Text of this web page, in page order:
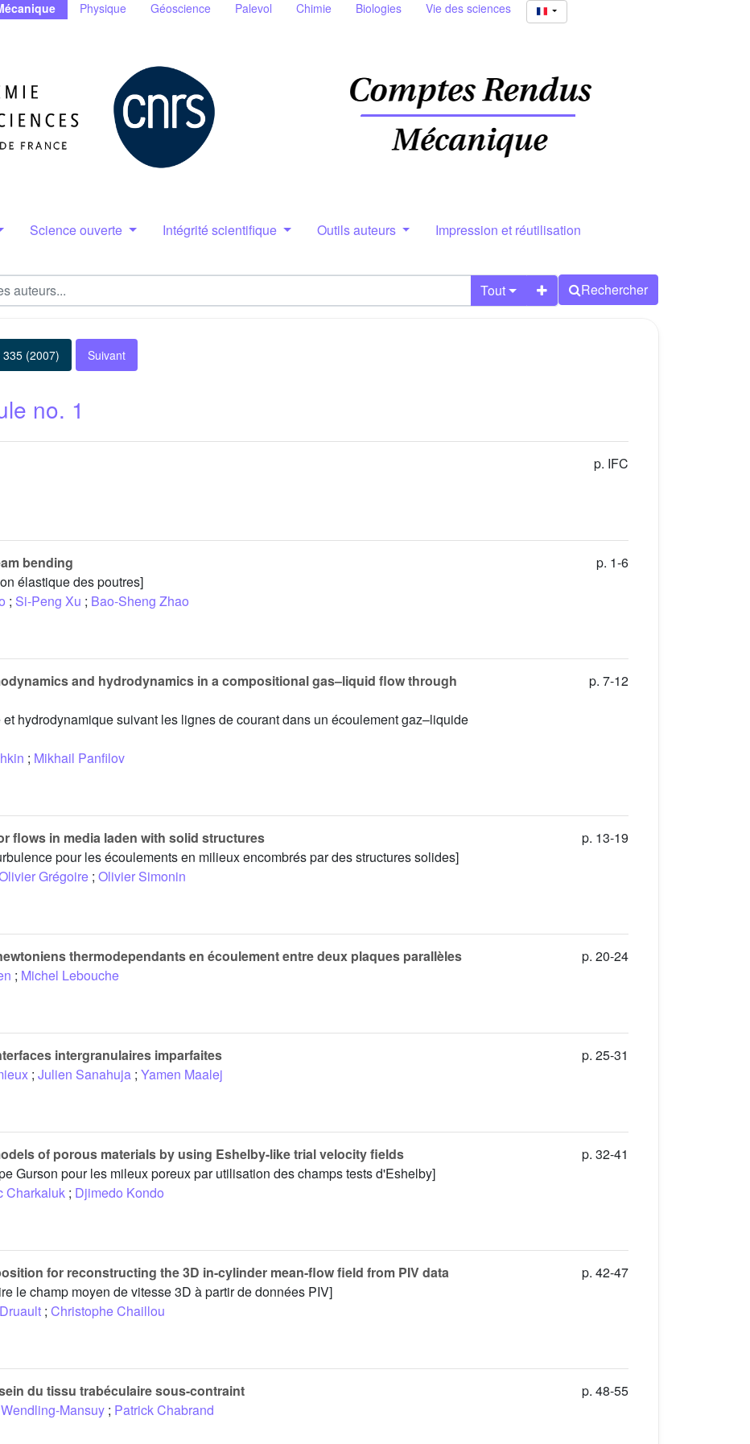
Physique Géoscience Palevol Chimie Biologies Vie des sciences
Science ouverte Intégrité scientifique Outils auteurs Impression et réutilisation
Tout Rechercher
335 (2007) Suivant
no. 1
p. IFC
bending
élastique des poutres]
; Si-Peng Xu ; Bao-Sheng Zhao
p. 1-6
and hydrodynamics in a compositional gas–liquid flow through
hydrodynamique suivant les lignes de courant dans un écoulement gaz–liquide
; Mikhail Panfilov
p. 7-12
flows in media laden with solid structures
pour les écoulements en milieux encombrés par des structures solides]
Grégoire ; Olivier Simonin
p. 13-19
thermodependants en écoulement entre deux plaques parallèles
; Michel Lebouche
p. 20-24
intergranulaires imparfaites
; Julien Sanahuja ; Yamen Maalej
p. 25-31
of porous materials by using Eshelby-like trial velocity fields
Gurson pour les mileux poreux par utilisation des champs tests d'Eshelby]
Charkaluk ; Djimedo Kondo
p. 32-41
for reconstructing the 3D in-cylinder mean-flow field from PIV data
le champ moyen de vitesse 3D à partir de données PIV]
; Christophe Chaillou
p. 42-47
du tissu trabéculaire sous-contraint
Mansuy ; Patrick Chabrand
p. 48-55